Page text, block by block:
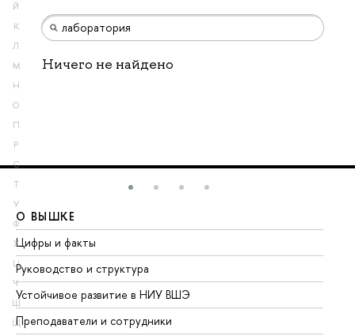
Й
К
Л
М
Н
О
П
Р
С
Т
У
Ф
Х
Ц
Ч
Ш
Щ
Ничего не найдено
О ВЫШКЕ
Цифры и факты
Руководство и структура
Устойчивое развитие в НИУ ВШЭ
Преподаватели и сотрудники